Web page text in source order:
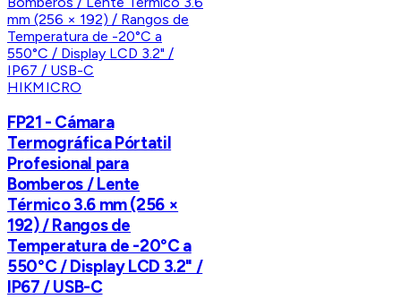
HIKMICRO
FP21 - Cámara
Termográfica Pórtatil
Profesional para
Bomberos / Lente
Térmico 3.6 mm (256 ×
192) / Rangos de
Temperatura de -20°C a
550°C / Display LCD 3.2" /
IP67 / USB-C